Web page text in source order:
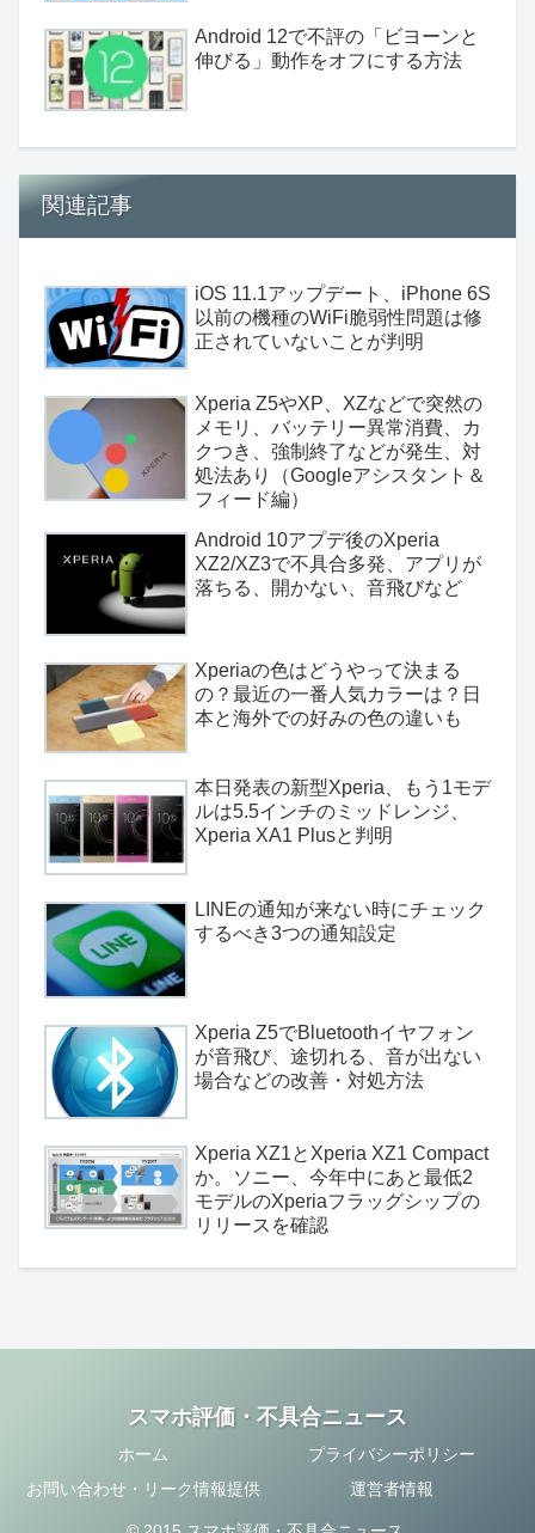
Android 12で不評の「ビヨーンと
伸びる」動作をオフにする方法
関連記事
iOS 11.1アップデート、iPhone 6S
以前の機種のWiFi脆弱性問題は修
正されていないことが判明
Xperia Z5やXP、XZなどで突然の
メモリ、バッテリー異常消費、カ
クつき、強制終了などが発生、対
処法あり（Googleアシスタント＆
フィード編）
Android 10アプデ後のXperia
XZ2/XZ3で不具合多発、アプリが
落ちる、開かない、音飛びなど
Xperiaの色はどうやって決まる
の？最近の一番人気カラーは？日
本と海外での好みの色の違いも
本日発表の新型Xperia、もう1モデ
ルは5.5インチのミッドレンジ、
Xperia XA1 Plusと判明
LINEの通知が来ない時にチェック
するべき3つの通知設定
Xperia Z5でBluetoothイヤフォン
が音飛び、途切れる、音が出ない
場合などの改善・対処方法
Xperia XZ1とXperia XZ1 Compact
か。ソニー、今年中にあと最低2
モデルのXperiaフラッグシップの
リリースを確認
スマホ評価・不具合ニュース
ホーム
プライバシーポリシー
お問い合わせ・リーク情報提供
運営者情報